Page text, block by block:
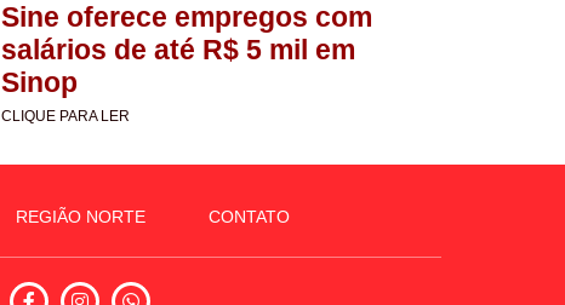
Sine oferece empregos com
salários de até R$ 5 mil em
Sinop
CLIQUE PARA LER
REGIÃO NORTE CONTATO